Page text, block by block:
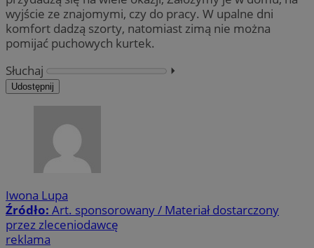
wyjście ze znajomymi, czy do pracy. W upalne dni
komfort dadzą szorty, natomiast zimą nie można
pomijać puchowych kurtek.
Słuchaj
⏵︎
Udostępnij
Iwona Lupa
Źródło: Art. sponsorowany / Materiał dostarczony
przez zleceniodawcę
reklama